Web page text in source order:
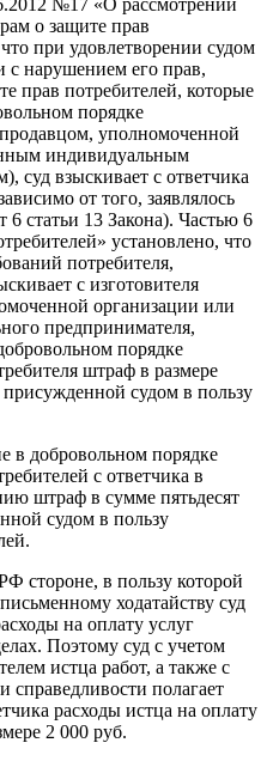
№17 «О рассмотрении
о защите прав
при удовлетворении судом
с нарушением его прав,
прав потребителей, которые
порядке
уполномоченной
индивидуальным
суд взыскивает с ответчика
от того, заявлялось
6 статьи 13 Закона). Частью 6
установлено, что
потребителя,
с изготовителя
организации или
предпринимателя,
порядке
штраф в размере
судом в пользу
в добровольном порядке
с ответчика в
штраф в сумме пятьдесят
судом в пользу
стороне, в пользу которой
ходатайству суд
на оплату услуг
Поэтому суд с учетом
истца работ, а также с
справедливости полагает
расходы истца на оплату
2 000 руб.